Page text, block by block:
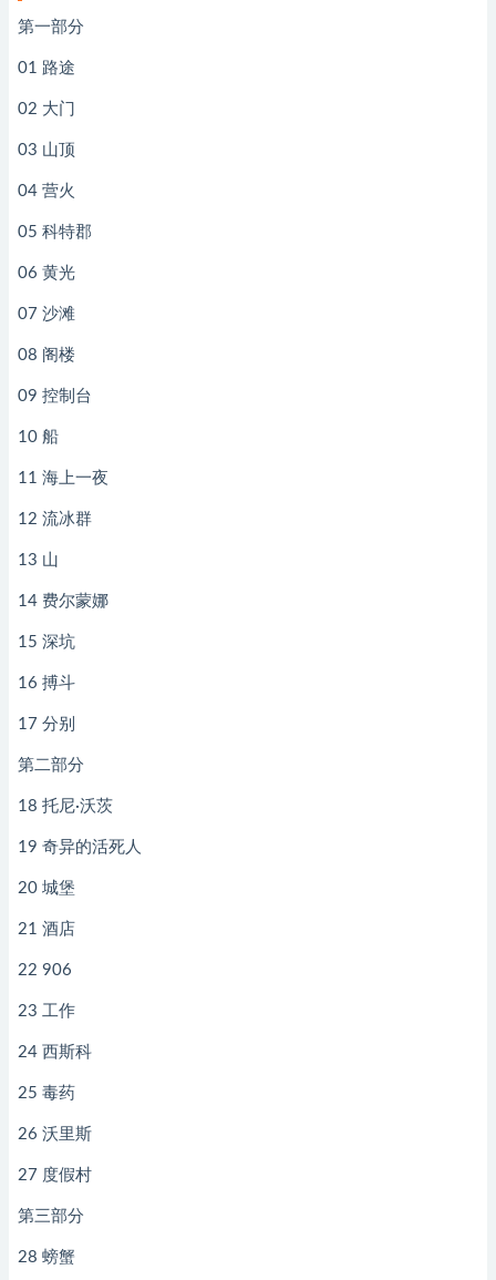
第一部分
01 路途
02 大门
03 山顶
04 营火
05 科特郡
06 黄光
07 沙滩
08 阁楼
09 控制台
10 船
11 海上一夜
12 流冰群
13 山
14 费尔蒙娜
15 深坑
16 搏斗
17 分别
第二部分
18 托尼·沃茨
19 奇异的活死人
20 城堡
21 酒店
22 906
23 工作
24 西斯科
25 毒药
26 沃里斯
27 度假村
第三部分
28 螃蟹